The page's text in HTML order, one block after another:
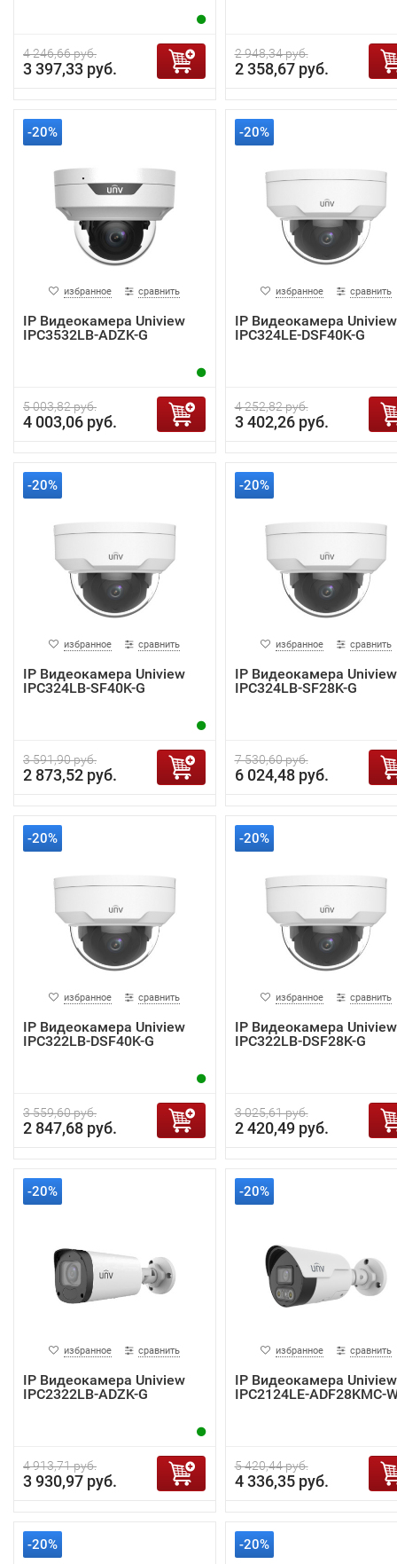
4 246,66 руб.
3 397,33 руб.
2 948,34 руб.
2 358,67 руб.
-20%
избранное сравнить
IP Видеокамера Uniview
IPC3532LB-ADZK-G
5 003,82 руб.
4 003,06 руб.
-20%
избранное сравнить
IP Видеокамера Uniview
IPC324LE-DSF40K-G
4 252,82 руб.
3 402,26 руб.
-20%
избранное сравнить
IP Видеокамера Uniview
IPC324LB-SF40K-G
3 591,90 руб.
2 873,52 руб.
-20%
избранное сравнить
IP Видеокамера Uniview
IPC324LB-SF28K-G
7 530,60 руб.
6 024,48 руб.
-20%
избранное сравнить
IP Видеокамера Uniview
IPC322LB-DSF40K-G
3 559,60 руб.
2 847,68 руб.
-20%
избранное сравнить
IP Видеокамера Uniview
IPC322LB-DSF28K-G
3 025,61 руб.
2 420,49 руб.
-20%
избранное сравнить
IP Видеокамера Uniview
IPC2322LB-ADZK-G
4 913,71 руб.
3 930,97 руб.
-20%
избранное сравнить
IP Видеокамера Uniview
IPC2124LE-ADF28KMC-
5 420,44 руб.
4 336,35 руб.
-20% -20%